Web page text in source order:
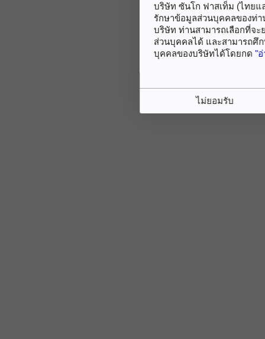
บริษัท ซันโก ฟาสเท็ม (ไทย
รักษาข้อมูลส่วนบุคคลของท่า
บริษัท ท่านสามารถเลือกที่จะ
ส่วนบุคคลได้ และสามารถศึ
บุคคลของบริษัทได้โดยกด "อ่
ไม่ยอมรับ